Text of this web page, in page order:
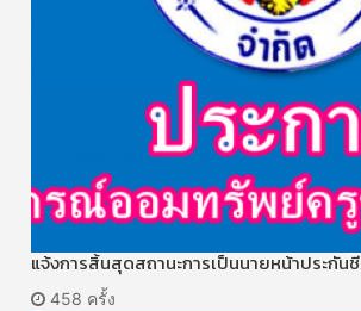
แจ้งการสิ้นสุดสถานะการเป็นนายหน้าประกัน
458 ครั้ง